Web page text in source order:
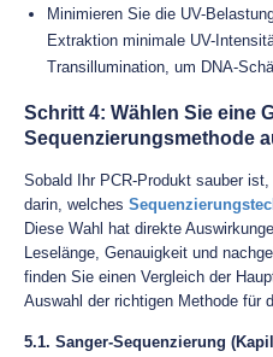
Minimieren Sie die UV-
Extraktion minimale UV-
Transillumination, um DNA-
Schritt 4: Wählen Sie eine
Sequenzierungsmethode
Sobald Ihr PCR-Produkt sauber
darin, welches
Diese Wahl hat direkte
Leselänge, Genauigkeit und
finden Sie einen Vergleich der
Auswahl der richtigen Methode für
5.1. Sanger-Sequenzierung